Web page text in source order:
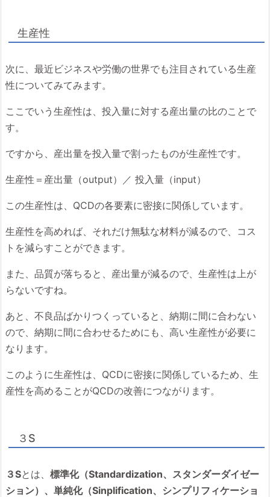
生産性
次に、最近ビジネスや労働の世界でも注目されている生産
性についてみてみます。
ここでいう生産性は、投入量に対する産出量の比のことで
す。
ですから、産出量を投入量で割ったものが生産性です。
生産性＝産出量（output）／ 投入量（input）
この生産性は、QCDの各要素に密接に関係しています。
生産性を高めれば、それだけ無駄な材料が減るので、コス
トを減らすことができます。
また、品質が落ちると、産出量が減るので、生産性は上が
らないですね。
あと、不良品ばかりつくっていると、納期に間に合わない
ので、納期に間に合わせるためにも、高い生産性が必要に
なります。
このように生産性は、QCDに密接に関係しているため、生
産性を高めることがQCDの改善につながります。
３S
３Sとは、 標準化（Standardization、スタンダーダイゼー
ション）、単純化（Sinplification、シンプリフィケーショ